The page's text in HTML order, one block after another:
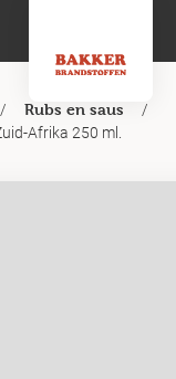
/ Rubs en saus
/
Afrika 250 ml.